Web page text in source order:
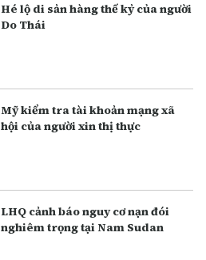
Hé lộ di sản hàng thế kỷ của người
Do Thái
Mỹ kiểm tra tài khoản mạng xã
hội của người xin thị thực
LHQ cảnh báo nguy cơ nạn đói
nghiêm trọng tại Nam Sudan